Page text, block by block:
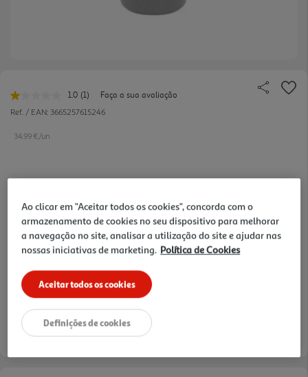
1.0 Leu
uma
página.
(1)
Faça a sua avaliação
Ref. / EAN: 3665257615246
34.99 €/un
Notas de preparação
verificar stock em loja >
Ao clicar em "Aceitar todos os cookies", concorda com o
armazenamento de cookies no seu dispositivo para melhorar
a navegação no site, analisar a utilização do site e ajudar nas
nossas iniciativas de marketing. Política de Cookies
Aceitar todos os cookies
Definições de cookies